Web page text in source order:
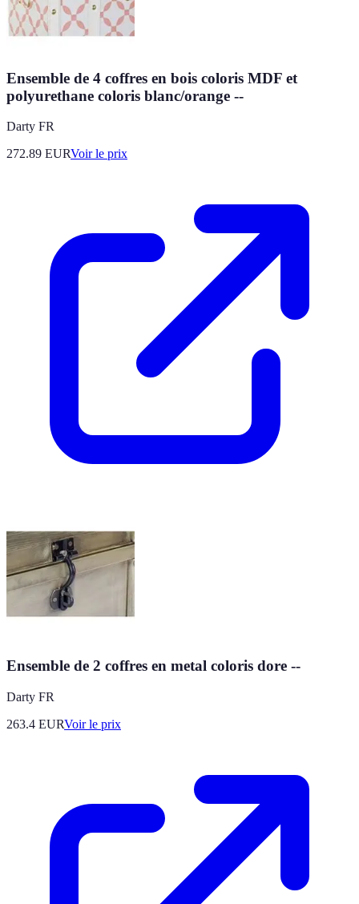
Ensemble de 4 coffres en bois coloris MDF et
polyurethane coloris blanc/orange --
Darty FR
272.89 EURVoir le prix
Ensemble de 2 coffres en metal coloris dore --
Darty FR
263.4 EURVoir le prix